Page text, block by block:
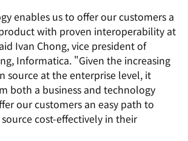
enables us to offer our customers a
with proven interoperability at
Ivan Chong, vice president of
Informatica. "Given the increasing
source at the enterprise level, it
both a business and technology
our customers an easy path to
cost-effectively in their